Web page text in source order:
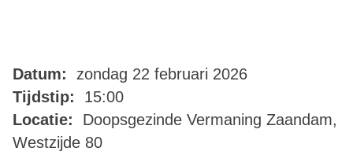
Datum:
zondag 22 februari 2026
Tijdstip:
15:00
Locatie:
Doopsgezinde Vermaning Zaandam,
Westzijde 80